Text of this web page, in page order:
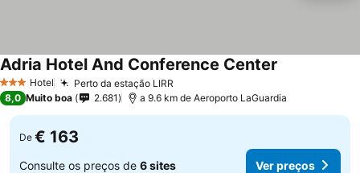
3 EstrelasHotel Perto da estação LIRR
Adria Hotel And Conference Center
8,0 Muito boa 2.681 a 9.6 km de Aeroporto LaGuardia
De € 163
Consulte os preços de 6 sites Ver preços